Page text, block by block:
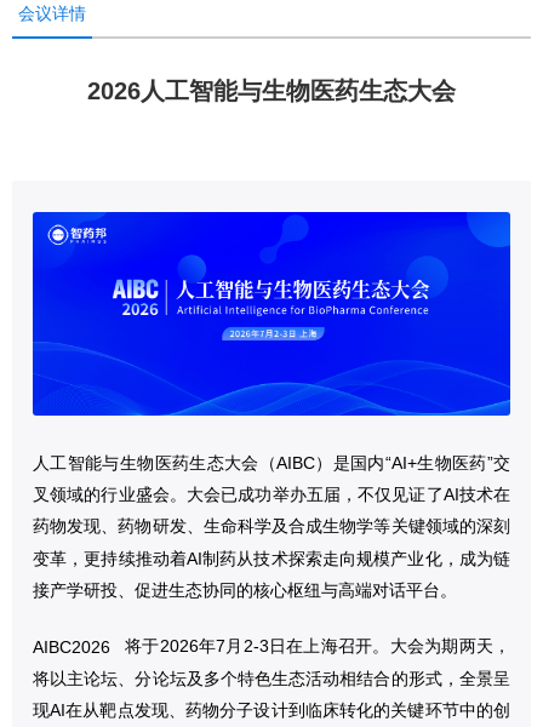
会议详情
2026人工智能与生物医药生态大会
人工智能与生物医药生态大会（AIBC）是国内“AI+生物医药”交
叉领域的行业盛会。大会已成功举办五届，不仅见证了AI技术在
药物发现、药物研发、生命科学及合成生物学等关键领域的深刻
变革，更持续推动着AI制药从技术探索走向规模产业化，成为链
接产学研投、促进生态协同的核心枢纽与高端对话平台。
AIBC2026
将于2026年7月2-3日在上海召开。大会为期两天，
将以主论坛、分论坛及多个特色生态活动相结合的形式，全景呈
现AI在从靶点发现、药物分子设计到临床转化的关键环节中的创